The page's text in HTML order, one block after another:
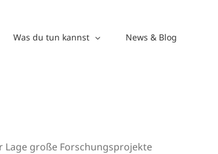
Was du tun kannst News & Blog
Lage große Forschungsprojekte